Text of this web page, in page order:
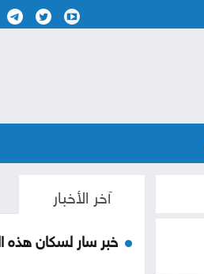
آخر الأخبار
خبر سار لسكان هذه